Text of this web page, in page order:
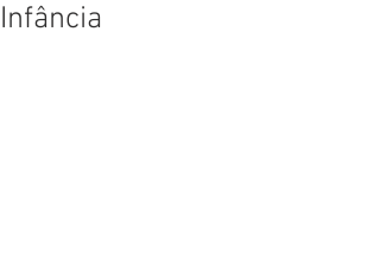
Infância